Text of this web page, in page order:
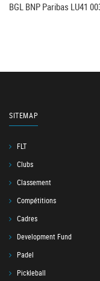
BGL BNP Paribas LU41
SITEMAP
FLT
Clubs
Classement
Compétitions
Cadres
Development Fund
Padel
Pickleball